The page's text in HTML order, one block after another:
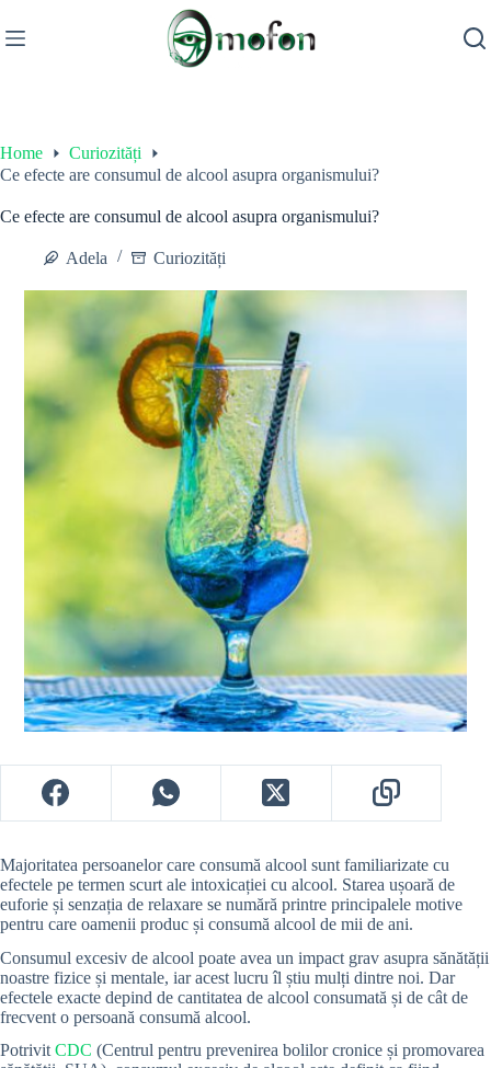
to
content
Home
Curiozități
Ce efecte are consumul de alcool asupra organismului?
Ce efecte are consumul de alcool asupra organismului?
Adela Curiozități
Majoritatea persoanelor care consumă alcool sunt familiarizate cu
efectele pe termen scurt ale intoxicației cu alcool. Starea ușoară de
euforie și senzația de relaxare se numără printre principalele motive
pentru care oamenii produc și consumă alcool de mii de ani.
Consumul excesiv de alcool poate avea un impact grav asupra sănătății
noastre fizice și mentale, iar acest lucru îl știu mulți dintre noi. Dar
efectele exacte depind de cantitatea de alcool consumată și de cât de
frecvent o persoană consumă alcool.
PotrivitCDC (Centrul pentru prevenirea bolilor cronice și promovarea